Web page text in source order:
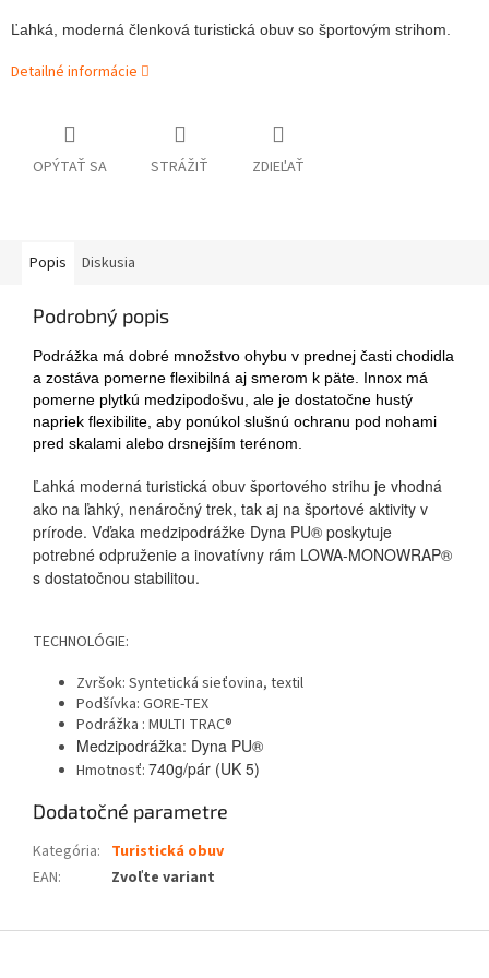
Ľahká, moderná členková turistická obuv so športovým strihom.
Detailné informácie
OPÝTAŤ SA STRÁŽIŤ ZDIEĽAŤ
Popis Diskusia
Podrobný popis
Podrážka má dobré množstvo ohybu v prednej časti chodidla
a zostáva pomerne flexibilná aj smerom k päte. Innox má
pomerne plytkú medzipodošvu, ale je dostatočne hustý
napriek flexibilite, aby ponúkol slušnú ochranu pod nohami
pred skalami alebo drsnejším terénom.
Ľahká moderná turistická obuv športového strihu je vhodná
ako na ľahký, nenáročný trek, tak aj na športové aktivity v
prírode. Vďaka medzipodrážke Dyna PU® poskytuje
potrebné odpruženie a inovatívny rám LOWA-MONOWRAP®
s dostatočnou stabilitou.
TECHNOLÓGIE:
Zvršok: Syntetická sieťovina, textil
Podšívka: GORE-TEX
Podrážka : MULTI TRAC®
Medzipodrážka: Dyna PU®
Hmotnosť: 740g/pár (UK 5)
Dodatočné parametre
Kategória: Turistická obuv
EAN: Zvoľte variant